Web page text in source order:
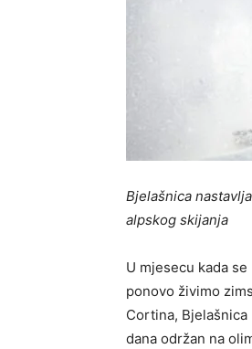
Bjelašnica
alpskog skijanja
U mjesecu kada
ponovo živimo
Cortina, Bjelašnica
dana održan na